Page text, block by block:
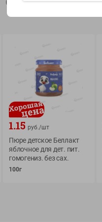
О сервисе
Оплата
Условия доставки
Возврат товара
Оформление заказа
1.15 руб./шт
Пюре детское Беллакт
яблочное для дет. пит.
гомогениз. без сах.
100г